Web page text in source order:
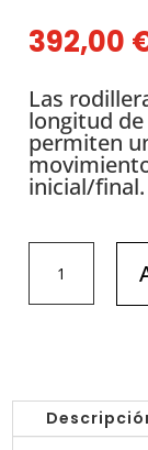
392,00
Las
longitud
permiten
inicial/final.
EVOST
Sentado
//